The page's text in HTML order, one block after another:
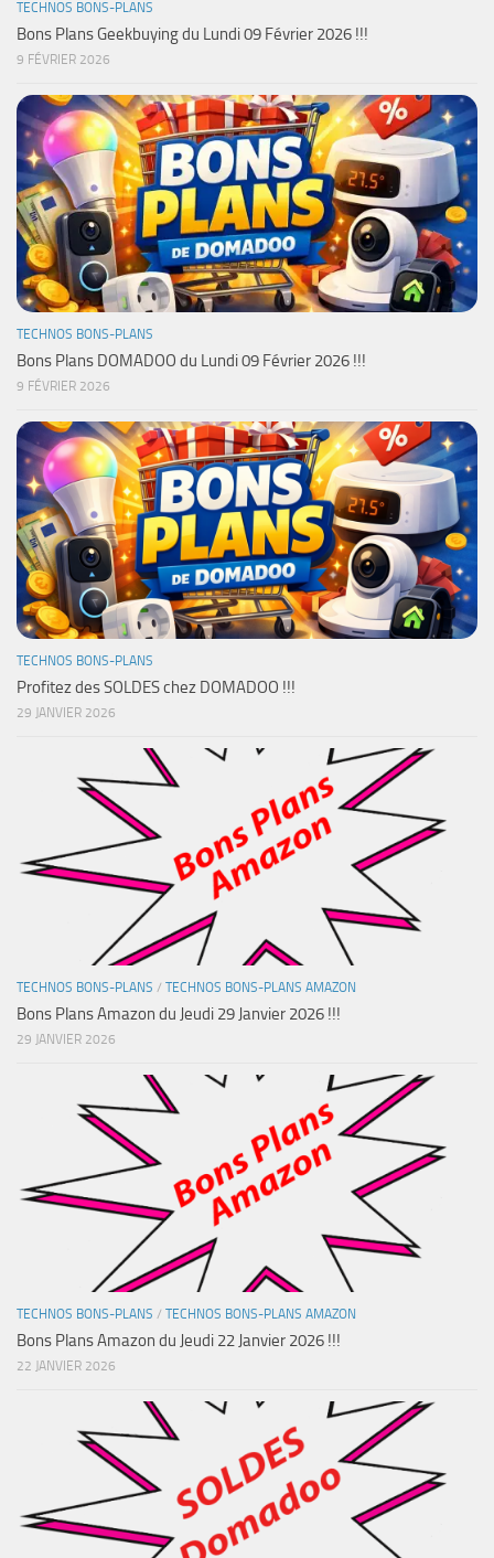
TECHNOS BONS-PLANS
Bons Plans Geekbuying du Lundi 09 Février 2026 !!!
9 FÉVRIER 2026
TECHNOS BONS-PLANS
Bons Plans DOMADOO du Lundi 09 Février 2026 !!!
9 FÉVRIER 2026
TECHNOS BONS-PLANS
Profitez des SOLDES chez DOMADOO !!!
29 JANVIER 2026
TECHNOS BONS-PLANS / TECHNOS BONS-PLANS AMAZON
Bons Plans Amazon du Jeudi 29 Janvier 2026 !!!
29 JANVIER 2026
TECHNOS BONS-PLANS / TECHNOS BONS-PLANS AMAZON
Bons Plans Amazon du Jeudi 22 Janvier 2026 !!!
22 JANVIER 2026